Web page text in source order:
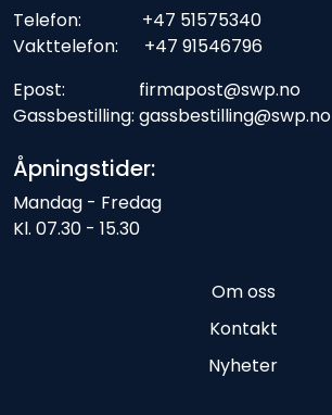
Telefon: +47 51575340
Vakttelefon: +47 91546796
Epost: firmapost@swp.no
Gassbestilling: gassbestilling@swp.no
Åpningstider:
Mandag - Fredag
Kl. 07.30 - 15.30
Om oss
Kontakt
Nyheter